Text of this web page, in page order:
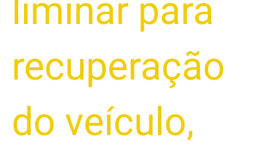
liminar para
recuperação
do veículo,